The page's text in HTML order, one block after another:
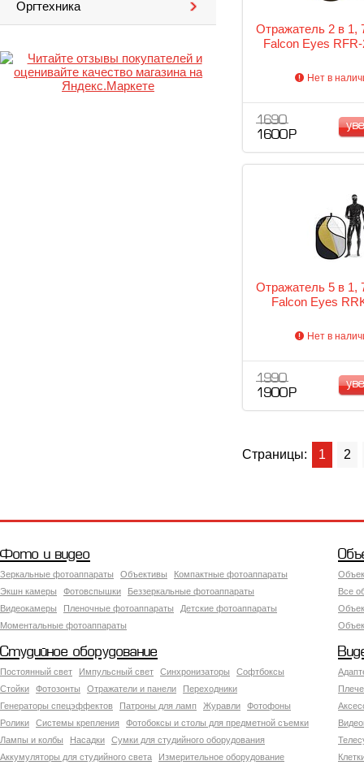
Оргтехника
Отражатель 2 в 1,
Falcon Eyes
Нет в
1 690
1 600 Р
Отражатель 5 в 1,
Falcon Eyes
Нет в
1 990
1 900 Р
Страницы: 1 2
Фото и видео
Зеркальные фотоаппараты Объективы
Компактные фотоаппараты
Экшн камеры
Фотовспышки
Беззеркальные фотоаппараты
Видеокамеры
Пленочные фотоаппараты
Детские фотоаппараты
Моментальные фотоаппараты
Все
Студийное оборудование
Постоянный свет Импульсный свет Синхронизаторы
Софтбоксы
Стойки
Фотозонты Отражатели и панели
Переходники
Генераторы спецэффектов
Патроны для ламп Журавли
Фотофоны
Ролики
Системы крепления
Фотобоксы и столы для предметной съемки
Лампы и колбы
Насадки
Сумки для студийного оборудования
Аккумуляторы для студийного света
Измерительное оборудование